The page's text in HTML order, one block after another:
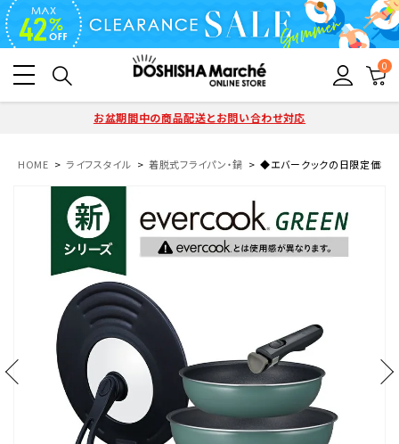
0
お盆期間中の商品配送とお問い合わせ対応
HOME ライフスタイル 着脱式フライパン・鍋 ◆エバークックの日限定価格